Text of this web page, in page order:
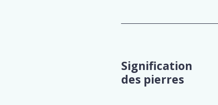
Signification
des pierres